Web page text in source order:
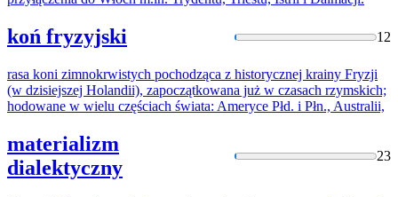
koń fryzyjski 12
rasa koni zimnokrwistych pochodząca z historycznej krainy Fryzji
(w dzisiejszej Holandii), zapoczątkowana już w czasach rzymskich;
hodowane w wielu częściach świata: Ameryce Płd. i Płn., Australii,
materializm
dialektyczny
23